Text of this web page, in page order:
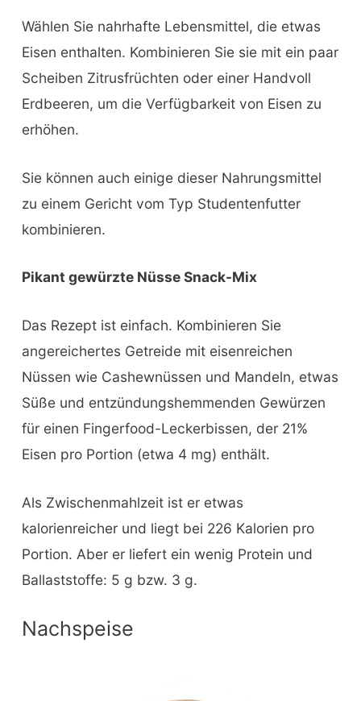
Wählen Sie nahrhafte Lebensmittel, die etwas
Eisen enthalten. Kombinieren Sie sie mit ein paar
Scheiben Zitrusfrüchten oder einer Handvoll
Erdbeeren, um die Verfügbarkeit von Eisen zu
erhöhen.
Sie können auch einige dieser Nahrungsmittel
zu einem Gericht vom Typ Studentenfutter
kombinieren.
Pikant gewürzte Nüsse Snack-Mix
Das Rezept ist einfach. Kombinieren Sie
angereichertes Getreide mit eisenreichen
Nüssen wie Cashewnüssen und Mandeln, etwas
Süße und entzündungshemmenden Gewürzen
für einen Fingerfood-Leckerbissen, der 21%
Eisen pro Portion (etwa 4 mg) enthält.
Als Zwischenmahlzeit ist er etwas
kalorienreicher und liegt bei 226 Kalorien pro
Portion. Aber er liefert ein wenig Protein und
Ballaststoffe: 5 g bzw. 3 g.
Nachspeise